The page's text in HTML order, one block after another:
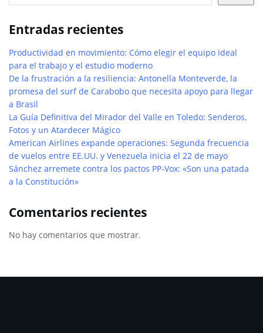
Entradas recientes
Productividad en movimiento: Cómo elegir el equipo ideal
para el trabajo y el estudio moderno
De la frustración a la resiliencia: Antonella Monteverde, la
promesa del surf de Carabobo que necesita apoyo para llegar
a Brasil
La Guía Definitiva del Mirador del Valle en Toledo: Senderos,
Fotos y un Atardecer Mágico
American Airlines expande operaciones: Segunda frecuencia
de vuelos entre EE.UU. y Venezuela inicia el 22 de mayo
Sánchez arremete contra los pactos PP-Vox: «Son una patada
a la Constitución»
Comentarios recientes
No hay comentarios que mostrar.